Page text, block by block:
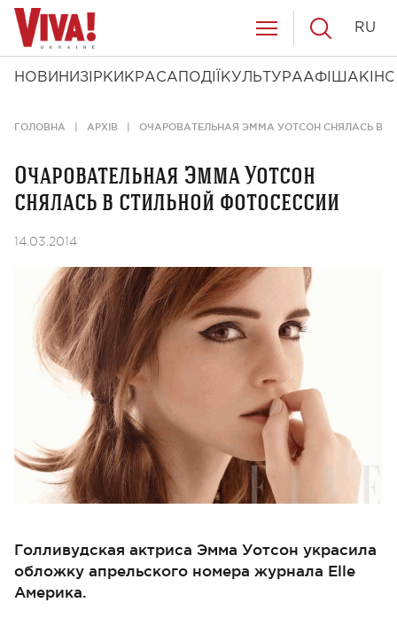
НОВИНИ ЗІРКИ КРАСА ПОДІЇ КУЛЬТУРААФІША КІНО
RU
ГОЛОВНА АРХІВ ОЧАРОВАТЕЛЬНАЯ ЭММА УОТСОН СНЯЛАСЬ В
Очаровательная Эмма Уотсон
снялась в стильной фотосессии
14.03.2014
Голливудская актриса Эмма Уотсон украсила
обложку апрельского номера журнала Elle
Америка.